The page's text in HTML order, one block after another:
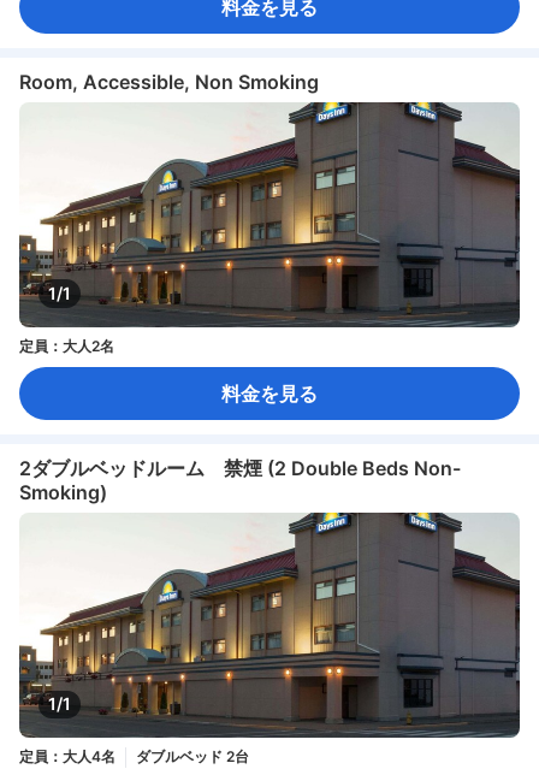
料金を見る
Room, Accessible, Non Smoking
1/1
定員：大人2名
料金を見る
2ダブルベッドルーム 禁煙 (2 Double Beds Non-
Smoking)
1/1
定員：大人4名
ダブルベッド 2台